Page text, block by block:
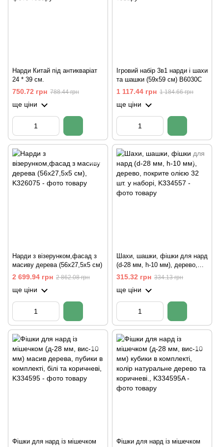
Нарди Китай під антикваріат
24 * 39 см.
750.72 грн 788.44 грн
ще ціни
Ігровий набір 3в1 нарди і шахи
та шашки (59х59 см) В6030С
1 117.44 грн 1 184.66 грн
ще ціни
Нарди з візерунком,фасад з
масиву дерева (56х27,5х5 см)
2 699.94 грн 2 862.08 грн
ще ціни
Шахи, шашки, фішки для нард
(d-28 мм, h-10 мм), дерево,
покрите олією 32 шт. у наборі
315.32 грн 334.13 грн
ще ціни
Фішки для нард із мішечком
Фішки для нард із мішечком